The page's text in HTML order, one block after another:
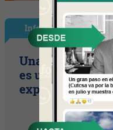
InfoNegocios Miami
Una compañía
es una cadena
expansión